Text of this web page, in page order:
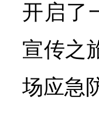
开启了
宣传之
场应急